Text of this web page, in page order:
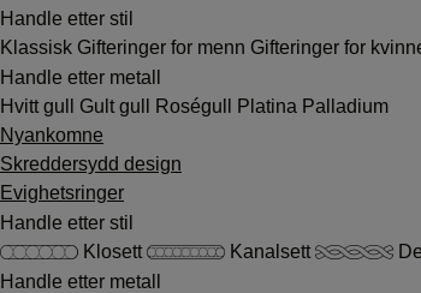
Handle etter stil
Klassisk Gifteringer for menn Gifteringer for
Handle etter metall
Hvitt gull Gult gull Roségull Platina Palladium
Nyankomne
Skreddersydd design
Evighetsringer
Handle etter stil
Klosett
Kanalsett
Handle etter metall